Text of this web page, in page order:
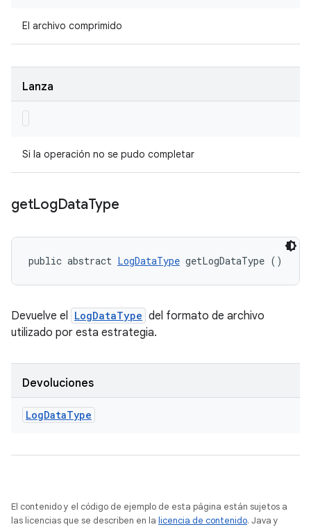
El archivo comprimido
Lanza
Si la operación no se pudo completar
getLogDataType
public abstract LogDataType getLogDataType ()
Devuelve el LogDataType del formato de archivo
utilizado por esta estrategia.
Devoluciones
LogDataType
El contenido y el código de ejemplo de esta página están sujetos a
las licencias que se describen en la licencia de contenido. Java y